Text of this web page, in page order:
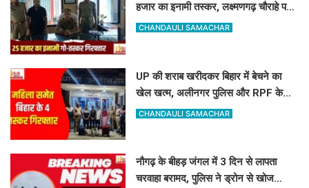
हजार का इनामी तस्कर, लक्ष्मणगढ़ चौराहे पर
पुलिस ने दबोचा
CHANDAULI SAMACHAR
UP की शराब खरीदकर बिहार में बेचने का
खेल खत्म, अलीनगर पुलिस और RPF के
हत्थे चढ़े महिला समेत 4 तस्कर
CHANDAULI SAMACHAR
नौगढ़ के बीहड़ जंगल में 3 दिन से लापता
चरवाहा बरामद, पुलिस ने ड्रोन से खोज